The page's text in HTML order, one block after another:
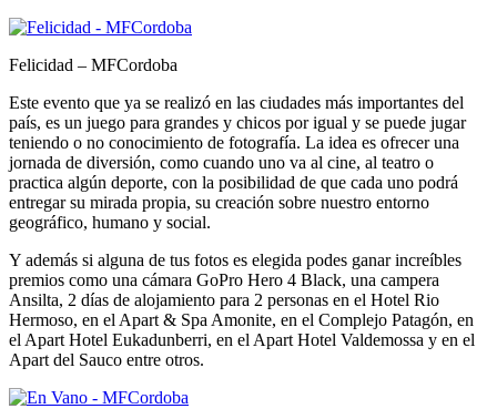
Felicidad – MFCordoba
Este evento que ya se realizó en las ciudades más importantes del
país, es un juego para grandes y chicos por igual y se puede jugar
teniendo o no conocimiento de fotografía. La idea es ofrecer una
jornada de diversión, como cuando uno va al cine, al teatro o
practica algún deporte, con la posibilidad de que cada uno podrá
entregar su mirada propia, su creación sobre nuestro entorno
geográfico, humano y social.
Y además si alguna de tus fotos es elegida podes ganar increíbles
premios como una cámara GoPro Hero 4 Black, una campera
Ansilta, 2 días de alojamiento para 2 personas en el Hotel Rio
Hermoso, en el Apart & Spa Amonite, en el Complejo Patagón, en
el Apart Hotel Eukadunberri, en el Apart Hotel Valdemossa y en el
Apart del Sauco entre otros.